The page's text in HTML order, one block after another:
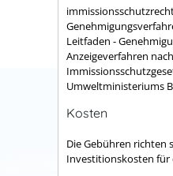
Leitfaden -
Anzeigeverfahren
Umweltministeriums
Kosten
Die Gebühren richten
Investitionskosten für